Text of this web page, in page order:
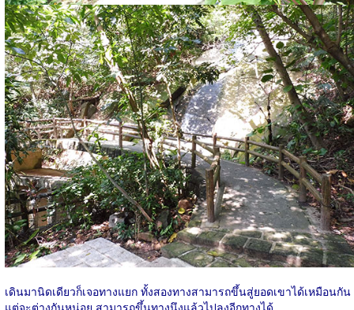
เดินมานิดเดียวก็เจอทางแยก ทั้งสองทางสามารถขึ้นสู่ยอดเขาได้เหมือนกัน